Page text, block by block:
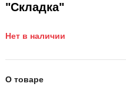
"Складка"
Нет в наличии
О товаре